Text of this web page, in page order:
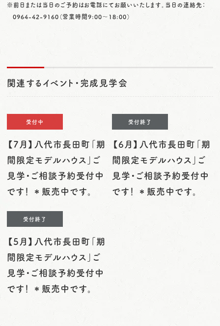
※前日または当日のご予約はお電話にてお願いいたします。当日の連絡先：
0964-42-9160（営業時間9:00〜18:00）
関連するイベント・完成見学会
受付中
【7月】八代市長田町「期
間限定モデルハウス」ご
見学・ご相談予約受付中
です！ ＊販売中です。
受付終了
【6月】八代市長田町「期
間限定モデルハウス」ご
見学・ご相談予約受付中
です！ ＊販売中です。
受付終了
【5月】八代市長田町「期
間限定モデルハウス」ご
見学・ご相談予約受付中
です！ ＊販売中です。